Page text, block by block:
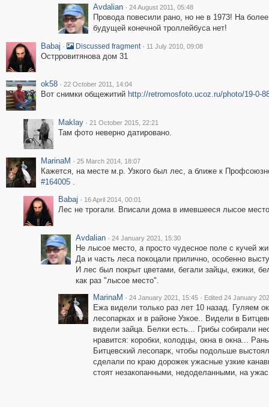
Avdalian · 24 August 2011, 05:48
Провода повесили рано, но не в 1973! На
будущей конечной троллейбуса нет!
Babaj · Discussed fragment · 11 July 2010, 09:08
Острровитянова дом 31
ok58 · 22 October 2011, 14:04
Вот снимки общежитий http://retromosfoto.ucoz.ru/photo/19-0-
Maklay · 21 October 2015, 22:21
Там фото неверно датировано.
MarinaM · 25 March 2014, 18:07
Кажется, на месте м.р. Узкого был лес, а ближе к
#164005.
Babaj · 16 April 2014, 00:01
Лес не трогали. Вписали дома в имевшееся лысое
Avdalian · 24 January 2021, 15:30
Не лысое место, а просто чудесное поле с кучей
Да и часть леса покоцали прилично, особенно
И лес был покрыт цветами, бегали зайцы, ежики,
как раз "лысое место".
MarinaM · 24 January 2021, 15:45 · Edited 24 January
Ежа видели только раз лет 10 назад. Гуляем
лесопарках и в районе Узкое.. Видели в
видели зайца. Белки есть... Грибы собирали
нравится: коробки, колодцы, окна в окна...
Битцевский лесопарк, чтобы подольше
сделали по краю дорожек ужасные узкие
стоят незакопанными, недоделанными, на